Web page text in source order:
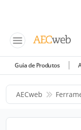
Guia de Produtos
AECweb